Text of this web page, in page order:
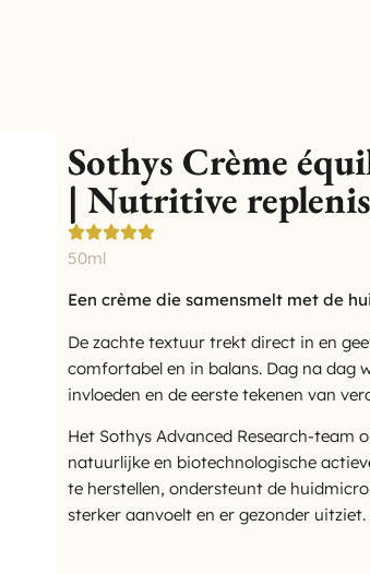
Sothys Crème
| Nutritive
50ml
Een crème die samensmelt met de
De zachte textuur trekt direct in en
comfortabel en in balans. Dag na dag
invloeden en de eerste tekenen van
Het Sothys Advanced Research-team
natuurlijke en biotechnologische
te herstellen, ondersteunt de
sterker aanvoelt en er gezonder uitziet.